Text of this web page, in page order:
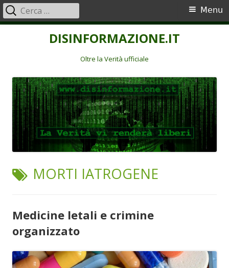
DISINFORMAZIONE.IT
Oltre la Verità ufficiale
Menu
principale
Menu
Ricerca
per:
TAG:
MORTI IATROGENE
Medicine letali e crimine
organizzato